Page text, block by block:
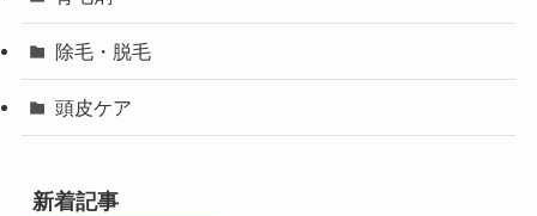
除毛・脱毛
頭皮ケア
新着記事